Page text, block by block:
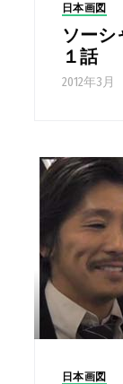
日本画図
ソー
１話
2012年3月
日本画図